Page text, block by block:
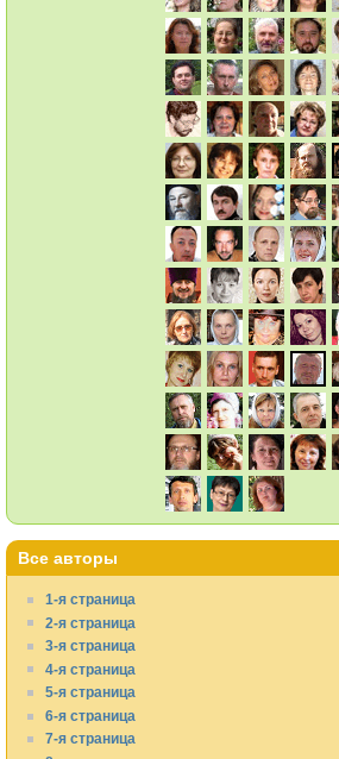
Все авторы
1-я страница
2-я страница
3-я страница
4-я страница
5-я страница
6-я страница
7-я страница